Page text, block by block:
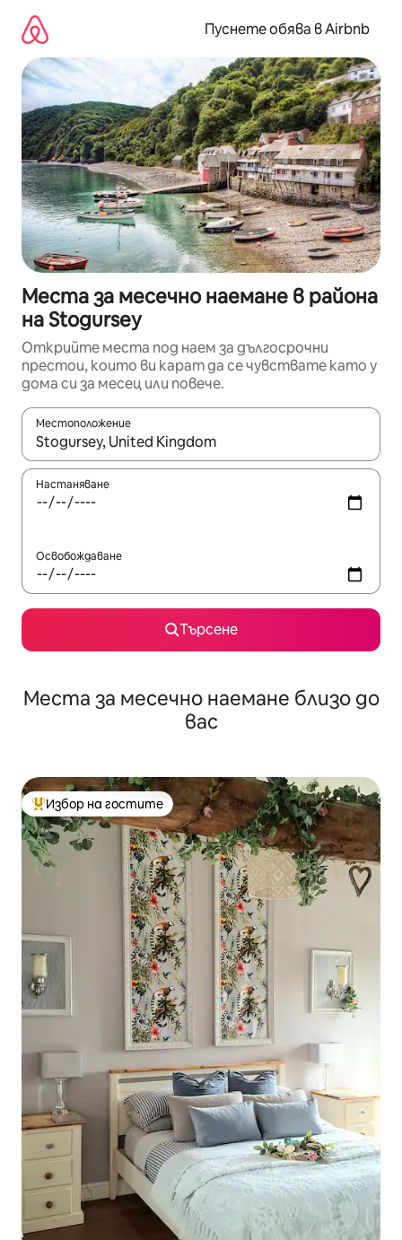
съдържанието
Пуснете обява в Airbnb
Места за месечно наемане в района
на Stogursey
Открийте места под наем за дългосрочни
престои, които ви карат да се чувствате като у
дома си за месец или повече.
Местоположение
Когато резултатите се покажат, използвайте
Настаняване
Освобождаване
Търсене
Места за месечно наемане близо до
вас
Най-популярен избор на гостите
Избор на гостите